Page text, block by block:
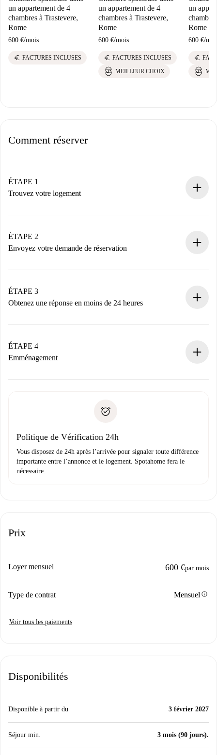
un appartement de 4
chambres à Trastevere,
Rome
600 €/mois
euro FACTURES INCLUSES
un appartement de 4
chambres à Trastevere,
Rome
600 €/mois
euro FACTURES INCLUSES
MEILLEUR CHOIX
un
Rome
600 €/
euro
Comment réserver
ÉTAPE 1
Trouvez votre logement
Vous disposez à l’avance de toutes les informations
nécessaires.
ÉTAPE 2
Envoyez votre demande de réservation
Nous ne vous facturerons rien tant que le propriétaire
n’aura pas accepté.
ÉTAPE 3
Obtenez une réponse en moins de 24 heures
contact avec le propriétaire.
Si refusé : aucun prélèvement et nous vous proposerons
Justificatif de solvabilité
ÉTAPE 4
Emménagement
uniquement si aucun problème n'est signalé.
Politique de Vérification 24h
Vous disposez de 24h après l’arrivée pour signaler toute différence
importante entre l’annonce et le logement. Spotahome fera le
nécessaire.
Prix
Loyer mensuel 600 €par mois
Type de contrat Mensuel info
Voir tous les paiements
Disponibilités
Disponible à partir du 3 février 2027
Séjour min. 3 mois (90 jours).